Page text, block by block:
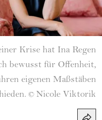
Krise hat Ina Regen
bewusst für Offenheit,
eigenen Maßstäben
© Nicole Viktorik